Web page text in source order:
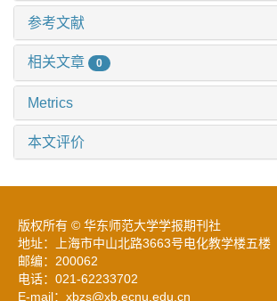
参考文献
相关文章 0
Metrics
本文评价
版权所有 © 华东师范大学学报期刊社
地址：上海市中山北路3663号电化教学楼五楼
邮编：200062
电话：021-62233702
E-mail：xbzs@xb.ecnu.edu.cn